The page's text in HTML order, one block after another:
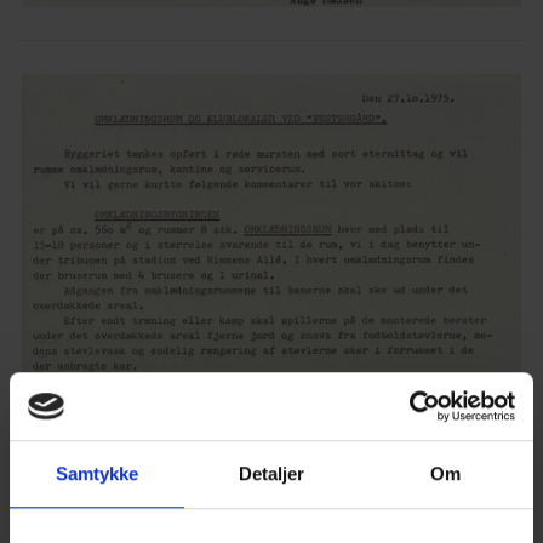
Samtykke Detaljer Om